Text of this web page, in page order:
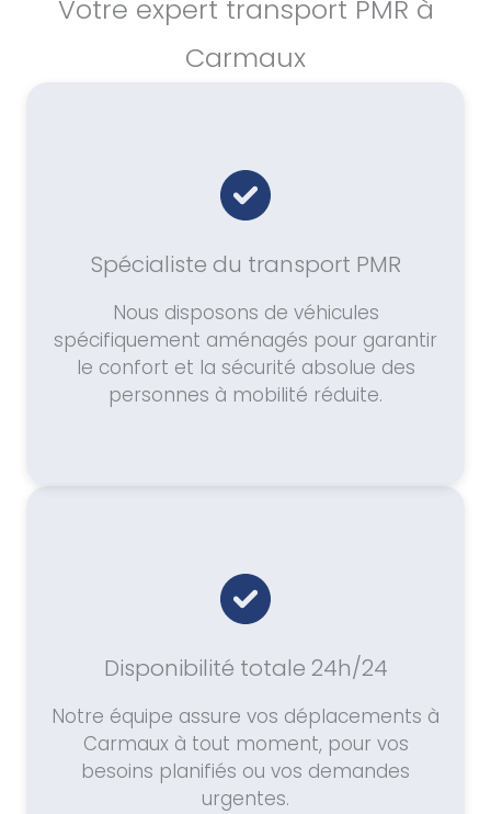
Votre expert transport PMR à
Carmaux
Spécialiste du transport PMR
Nous disposons de véhicules
spécifiquement aménagés pour garantir
le confort et la sécurité absolue des
personnes à mobilité réduite.
Disponibilité totale 24h/24
Notre équipe assure vos déplacements à
Carmaux à tout moment, pour vos
besoins planifiés ou vos demandes
urgentes.